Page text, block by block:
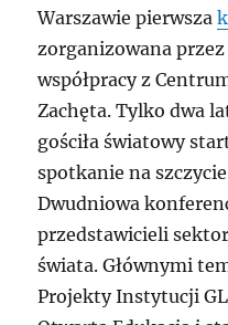
Warszawie pierwsza
zorganizowana
współpracy z
Zachęta. Tylko dwa
gościła światowy
spotkanie na
Dwudniowa
przedstawicieli
świata. Głównymi
Projekty Instytucji